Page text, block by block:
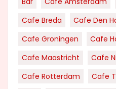
Cafe Breda
Cafe Den
Cafe Groningen
Cafe
Cafe Maastricht
Cafe
Cafe Rotterdam
Cafe